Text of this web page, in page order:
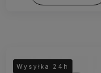
Wysyłka 24h
Wysyłka 24h